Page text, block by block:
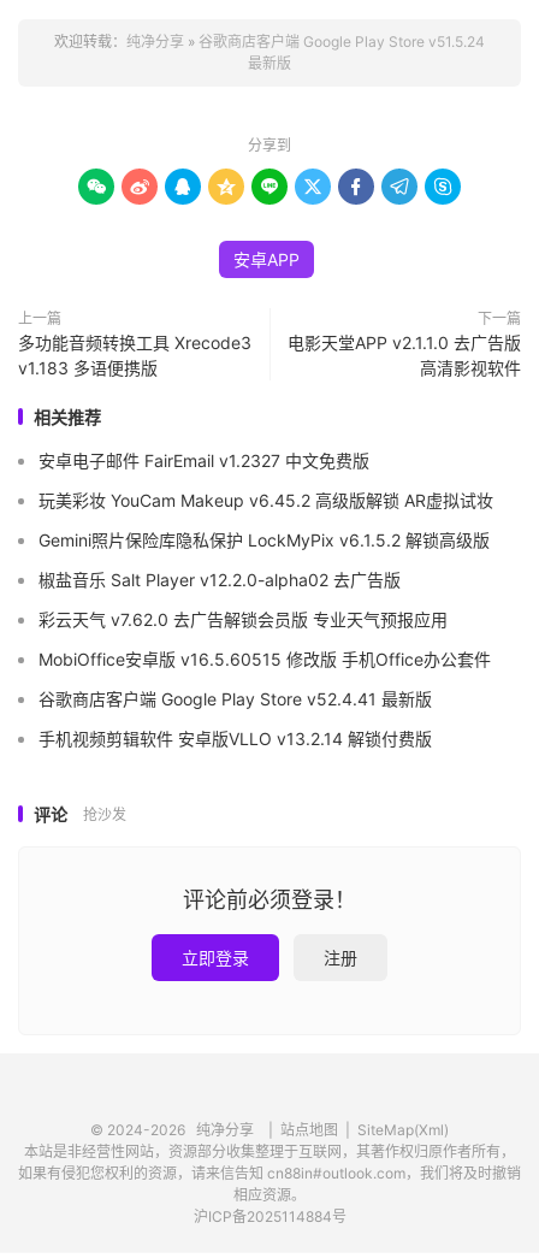
欢迎转载： 纯净分享 » 谷歌商店客户端 Google Play Store v51.5.24
最新版
分享到
        
安卓APP
上一篇
多功能音频转换工具 Xrecode3
v1.183 多语便携版
下一篇
电影天堂APP v2.1.1.0 去广告版
高清影视软件
相关推荐
安卓电子邮件 FairEmail v1.2327 中文免费版
玩美彩妆 YouCam Makeup v6.45.2 高级版解锁 AR虚拟试妆
Gemini照片保险库隐私保护 LockMyPix v6.1.5.2 解锁高级版
椒盐音乐 Salt Player v12.2.0-alpha02 去广告版
彩云天气 v7.62.0 去广告解锁会员版 专业天气预报应用
MobiOffice安卓版 v16.5.60515 修改版 手机Office办公套件
谷歌商店客户端 Google Play Store v52.4.41 最新版
手机视频剪辑软件 安卓版VLLO v13.2.14 解锁付费版
评论 抢沙发
评论前必须登录！
立即登录 注册
© 2024-2026 纯净分享 站点地图
SiteMap(Xml)
本站是非经营性网站，资源部分收集整理于互联网，其著作权归原作者所有，
如果有侵犯您权利的资源，请来信告知 cn88in#outlook.com，我们将及时撤销
相应资源。
沪ICP备2025114884号